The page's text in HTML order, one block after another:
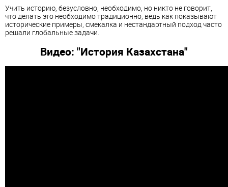
Учить историю, безусловно, необходимо, но никто не говорит,
что делать это необходимо традиционно, ведь как показывают
исторические примеры, смекалка и нестандартный подход часто
решали глобальные задачи.
Видео: "История Казахстана"